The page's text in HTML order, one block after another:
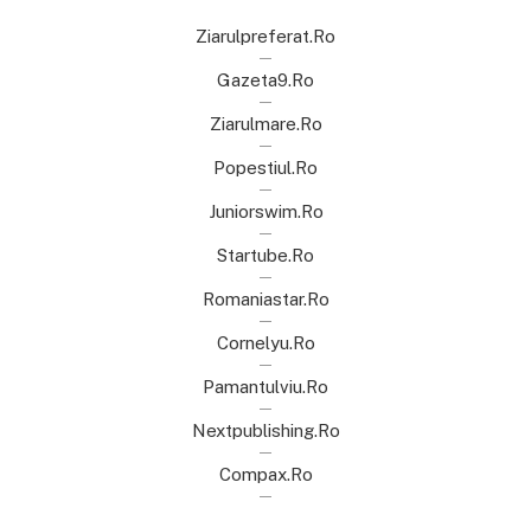
Ziarulpreferat.ro
Gazeta9.ro
Ziarulmare.ro
Popestiul.ro
Juniorswim.ro
Startube.ro
Romaniastar.ro
Cornelyu.ro
Pamantulviu.ro
Nextpublishing.ro
Compax.ro